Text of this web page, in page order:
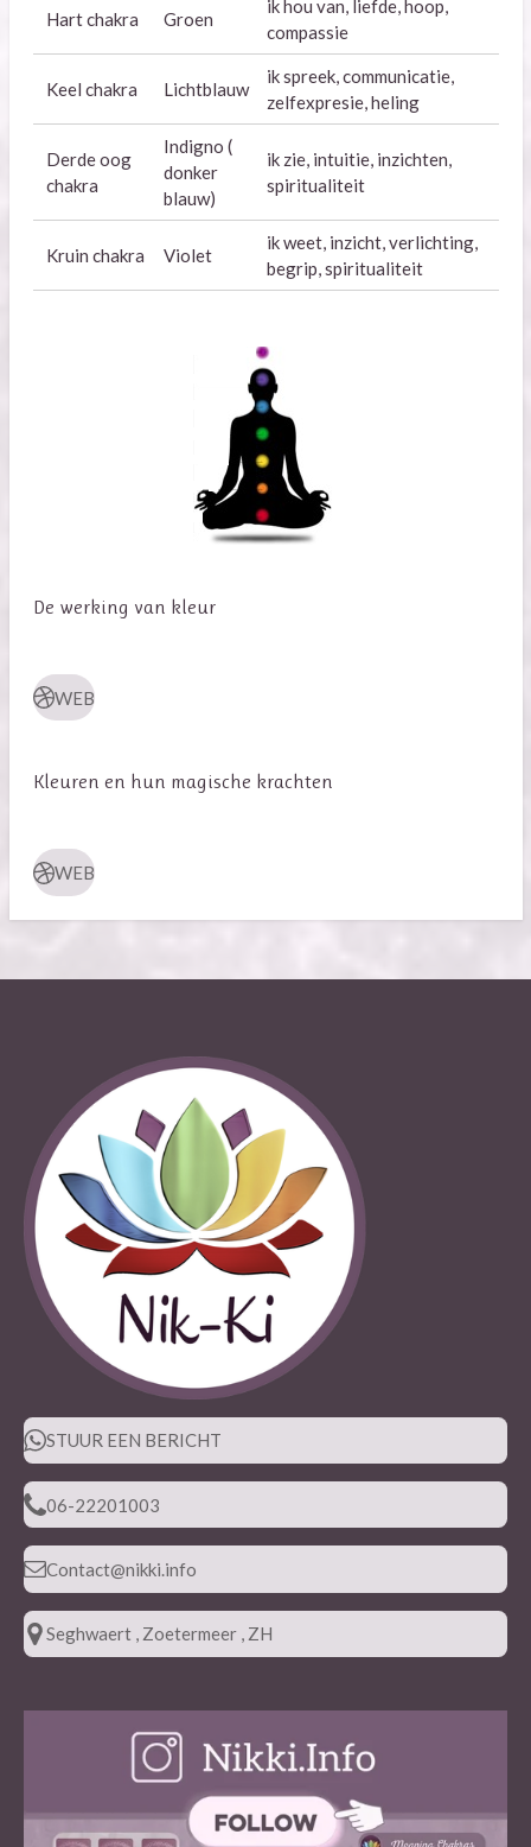
Hart chakra Groen
ik hou van, liefde, hoop,
compassie
Keel chakra Lichtblauw
ik spreek, communicatie,
zelfexpresie, heling
Derde oog
chakra
Indigno (
donker
blauw)
ik zie, intuitie, inzichten,
spiritualiteit
Kruin chakra Violet
ik weet, inzicht, verlichting,
begrip, spiritualiteit
De werking van kleur
WEB
Kleuren en hun magische krachten
WEB
STUUR EEN BERICHT
06-22201003
Contact@nikki.info
Seghwaert , Zoetermeer , ZH